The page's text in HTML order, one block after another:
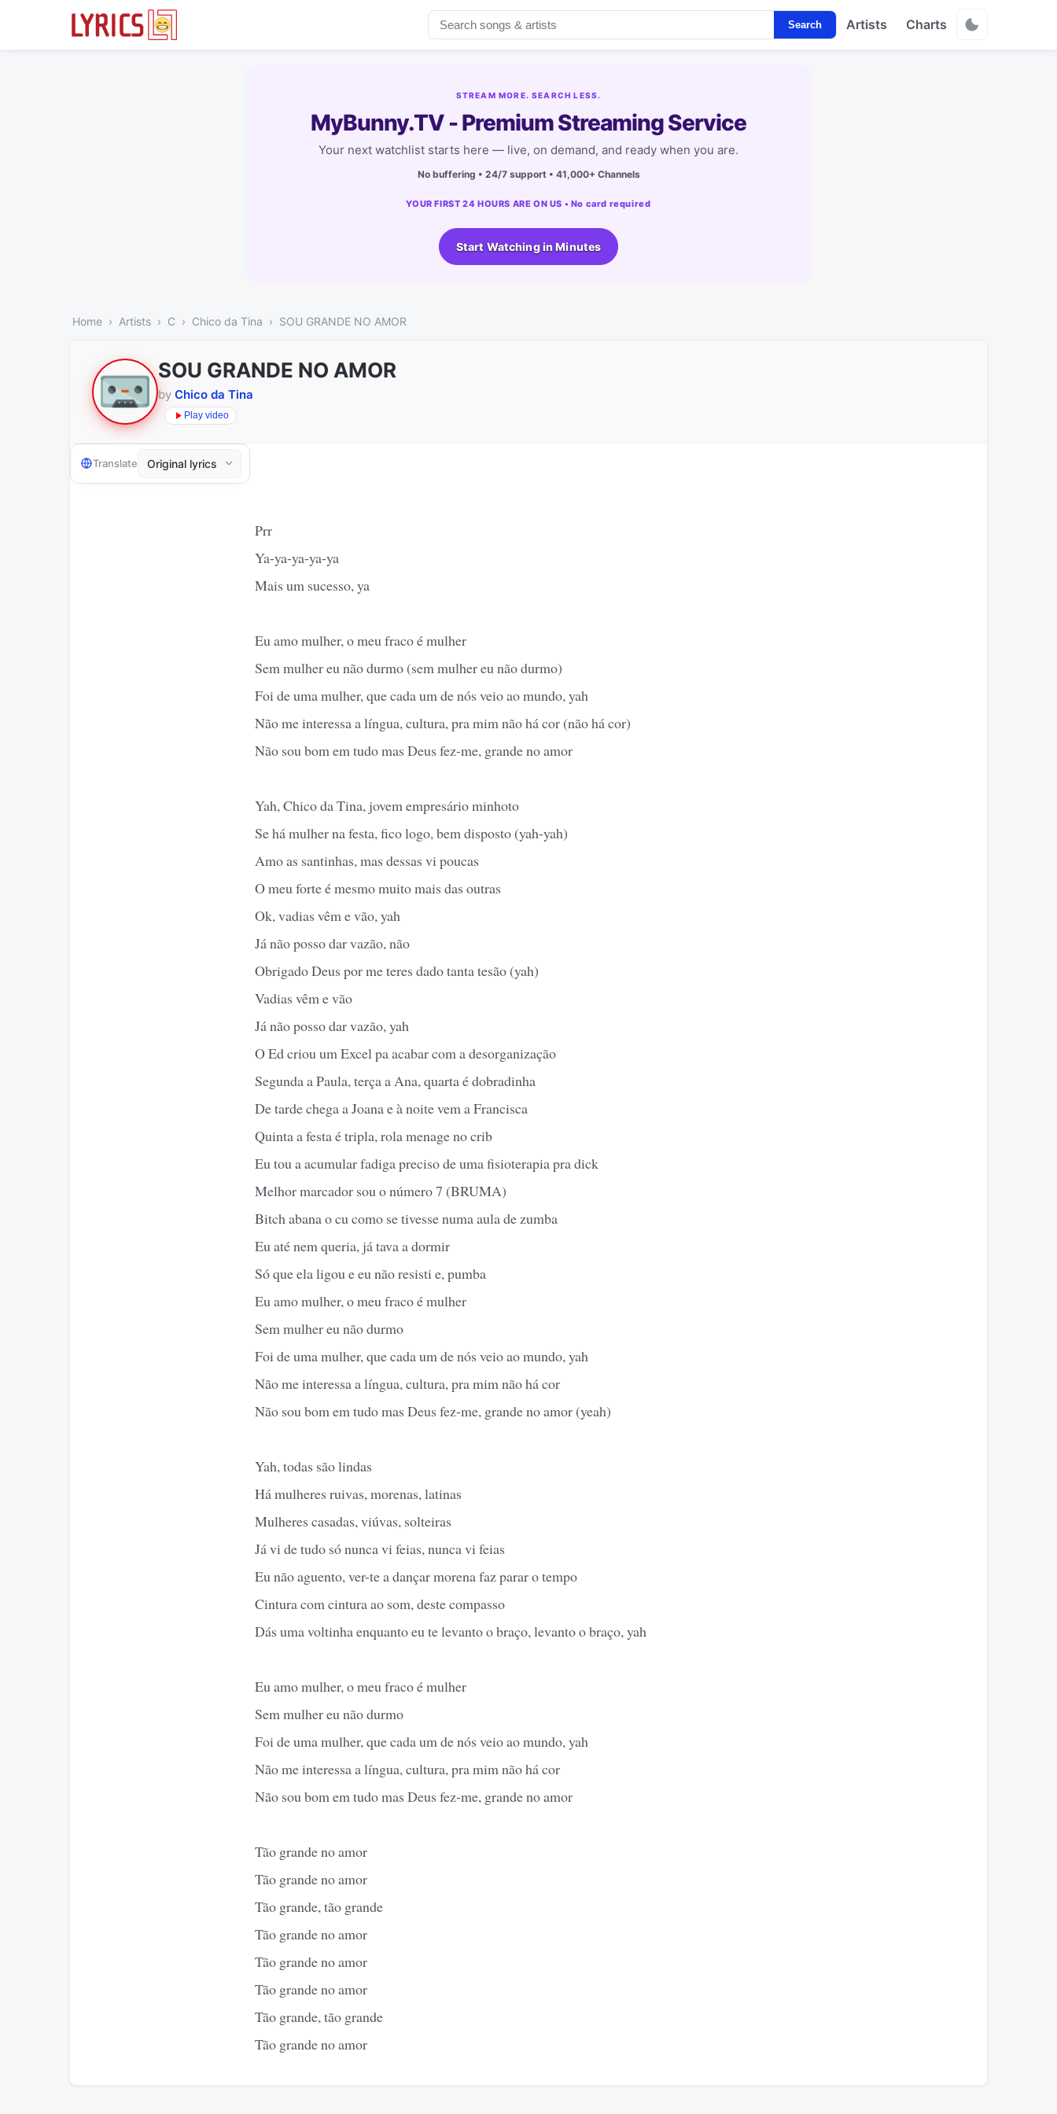
Search Artists Charts
STREAM MORE. SEARCH LESS.
MyBunny.TV - Premium Streaming Service
Your next watchlist starts here — live, on demand, and ready when you are.
No buffering • 24/7 support • 41,000+ Channels
YOUR FIRST 24 HOURS ARE ON US • No card required
Start Watching in Minutes
Home Artists C Chico da Tina SOU GRANDE NO AMOR
SOU GRANDE NO AMOR
by Chico da Tina
Play video
Translate
Prr
Ya-ya-ya-ya-ya
Mais um sucesso, ya
Eu amo mulher, o meu fraco é mulher
Sem mulher eu não durmo (sem mulher eu não durmo)
Foi de uma mulher, que cada um de nós veio ao mundo, yah
Não me interessa a língua, cultura, pra mim não há cor (não há cor)
Não sou bom em tudo mas Deus fez-me, grande no amor
Yah, Chico da Tina, jovem empresário minhoto
Se há mulher na festa, fico logo, bem disposto (yah-yah)
Amo as santinhas, mas dessas vi poucas
O meu forte é mesmo muito mais das outras
Ok, vadias vêm e vão, yah
Já não posso dar vazão, não
Obrigado Deus por me teres dado tanta tesão (yah)
Vadias vêm e vão
Já não posso dar vazão, yah
O Ed criou um Excel pa acabar com a desorganização
Segunda a Paula, terça a Ana, quarta é dobradinha
De tarde chega a Joana e à noite vem a Francisca
Quinta a festa é tripla, rola menage no crib
Eu tou a acumular fadiga preciso de uma fisioterapia pra dick
Melhor marcador sou o número 7 (BRUMA)
Bitch abana o cu como se tivesse numa aula de zumba
Eu até nem queria, já tava a dormir
Só que ela ligou e eu não resisti e, pumba
Eu amo mulher, o meu fraco é mulher
Sem mulher eu não durmo
Foi de uma mulher, que cada um de nós veio ao mundo, yah
Não me interessa a língua, cultura, pra mim não há cor
Não sou bom em tudo mas Deus fez-me, grande no amor (yeah)
Yah, todas são lindas
Há mulheres ruivas, morenas, latinas
Mulheres casadas, viúvas, solteiras
Já vi de tudo só nunca vi feias, nunca vi feias
Eu não aguento, ver-te a dançar morena faz parar o tempo
Cintura com cintura ao som, deste compasso
Dás uma voltinha enquanto eu te levanto o braço, levanto o braço, yah
Eu amo mulher, o meu fraco é mulher
Sem mulher eu não durmo
Foi de uma mulher, que cada um de nós veio ao mundo, yah
Não me interessa a língua, cultura, pra mim não há cor
Não sou bom em tudo mas Deus fez-me, grande no amor
Tão grande no amor
Tão grande no amor
Tão grande, tão grande
Tão grande no amor
Tão grande no amor
Tão grande no amor
Tão grande, tão grande
Tão grande no amor